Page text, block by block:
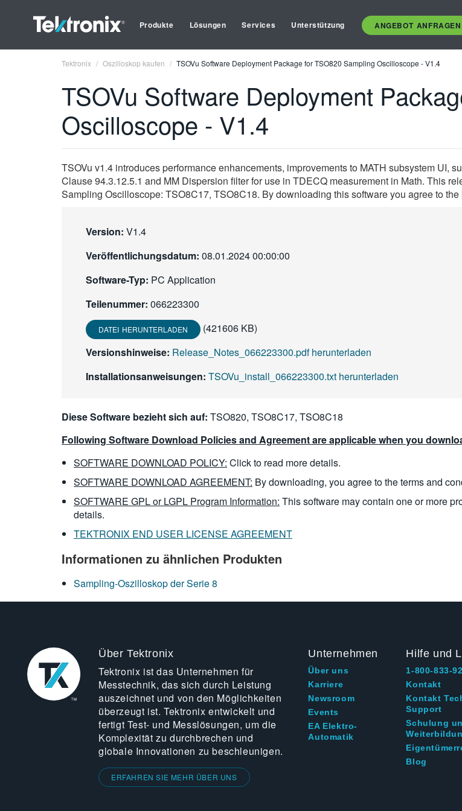
Produkte Lösungen Services Unterstützung ANGEBOT ANFRAGEN
Tektronix Oszilloskop kaufen TSOVu Software Deployment Package for TSO820 Sampling Oscilloscope - V1.4
TSOVu Software Deployment
Oscilloscope - V1.4
TSOVu v1.4 introduces performance enhancements, improvements to MATH subsystem UI,
Clause 94.3.12.5.1 and MM Dispersion filter for use in TDECQ measurement in Math. This
Sampling Oscilloscope: TSO8C17, TSO8C18. By downloading this software you agree to
Version: V1.4
Veröffentlichungsdatum: 08.01.2024 00:00:00
Software-Typ: PC Application
Teilenummer: 066223300
DATEI HERUNTERLADEN
(421606 KB)
Versionshinweise: Release_Notes_066223300.pdf herunterladen
Installationsanweisungen: TSOVu_install_066223300.txt herunterladen
Diese Software bezieht sich auf: TSO820, TSO8C17, TSO8C18
Following Software Download Policies and Agreement are applicable when you
SOFTWARE DOWNLOAD POLICY: Click to read more details.
SOFTWARE DOWNLOAD AGREEMENT: By downloading, you agree to the terms and
SOFTWARE GPL or LGPL Program Information: This software may contain one or more
details.
TEKTRONIX END USER LICENSE AGREEMENT
Informationen zu ähnlichen Produkten
Sampling-Oszilloskop der Serie 8
Über Tektronix
Tektronix ist das Unternehmen für
Messtechnik, das sich durch Leistung
auszeichnet und von den Möglichkeiten
überzeugt ist. Tektronix entwickelt und
fertigt Test- und Messlösungen, um die
Komplexität zu durchbrechen und
globale Innovationen zu beschleunigen.
ERFAHREN SIE MEHR ÜBER UNS
Unternehmen
Über uns
Karriere
Newsroom
Events
EA Elektro-
Automatik
Hilfe und
1-800-833-
Kontakt
Kontakt
Support
Schulung
Blog